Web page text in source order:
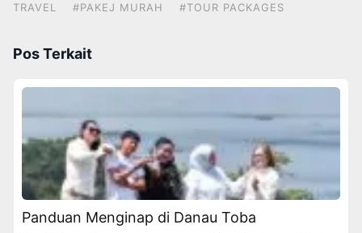
TRAVEL
#PAKEJ MURAH #TOUR PACKAGES
Pos Terkait
Panduan Menginap di Danau Toba